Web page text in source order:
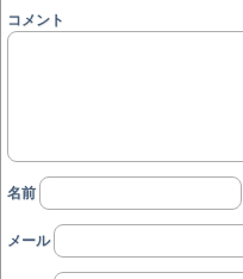
コメント
名前
メール